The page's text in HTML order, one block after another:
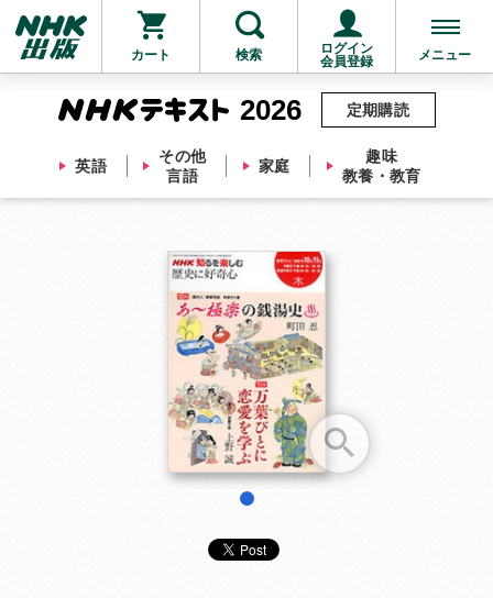
カート 検索
ログイン
会員登録
メニュー
2026
英語
その他
言語
家庭
趣味
教養・教育
定期購読
他にも商品を買う